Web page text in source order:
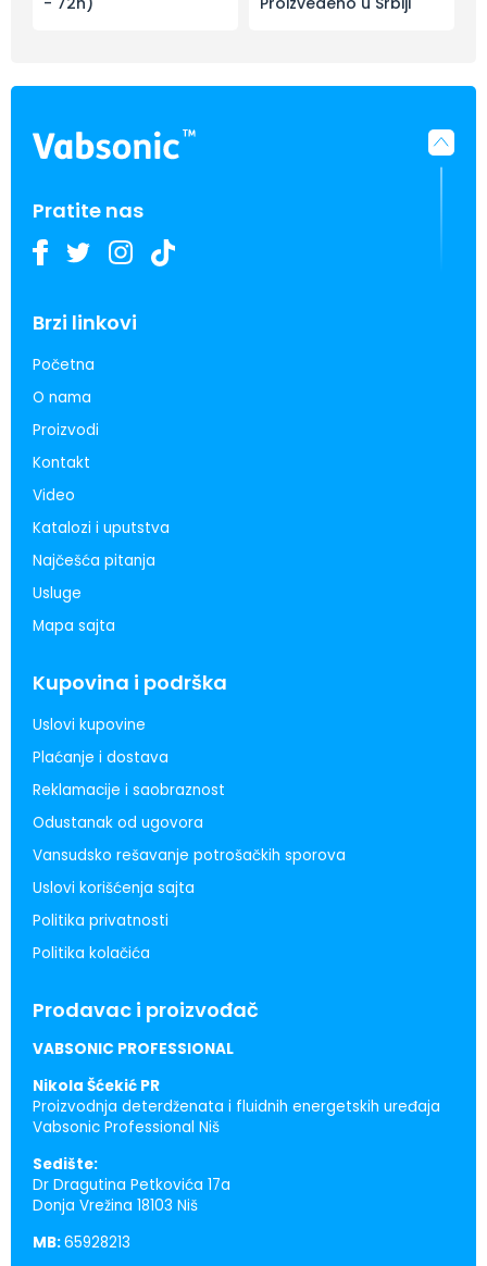
Pratite nas
Brzi linkovi
Početna
O nama
Proizvodi
Kontakt
Video
Katalozi i uputstva
Najčešća pitanja
Usluge
Mapa sajta
Kupovina i podrška
Uslovi kupovine
Plaćanje i dostava
Reklamacije i saobraznost
Odustanak od ugovora
Vansudsko rešavanje potrošačkih sporova
Uslovi korišćenja sajta
Politika privatnosti
Politika kolačića
Prodavac i proizvođač
VABSONIC PROFESSIONAL
Nikola Šćekić PR
Proizvodnja deterdženata i fluidnih energetskih uređaja
Vabsonic Professional Niš
Sedište:
Dr Dragutina Petkovića 17a
Donja Vrežina 18103 Niš
MB:65928213